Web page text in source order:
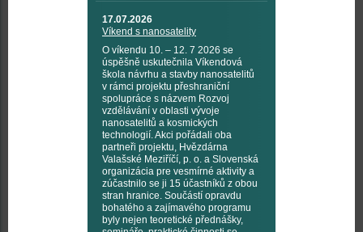
17.07.2026
Víkend s nanosatelity
O víkendu 10. – 12. 7 2026 se
úspěšně uskutečnila Víkendová
škola návrhu a stavby nanosatelitů
v rámci projektu přeshraniční
spolupráce s názvem Rozvoj
vzdělávání v oblasti vývoje
nanosatelitů a kosmických
technologií. Akci pořádali oba
partneři projektu, Hvězdárna
Valašské Meziříčí, p. o. a Slovenská
organizácia pre vesmírné aktivity a
zúčastnilo se ji 15 účastníků z obou
stran hranice. Součástí opravdu
bohatého a zajímavého programu
byly nejen teoretické přednášky,